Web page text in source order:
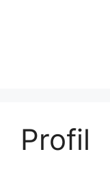
Profil